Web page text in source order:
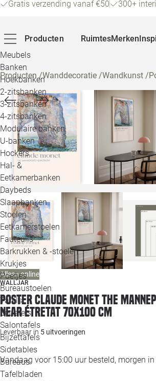
Gratis verzending vanaf €50 300+
Producten
Meubels
Banken
Hoekbanken
2-zitsbanken
3-zitsbanken
4-zitsbanken
Modulaire banken
U-banken
Hockers
Hal- &
Eetkamerbanken
Daybeds
Slaapbanken
Stoelen
Eetkamerstoelen
Fauteuils
Barkrukken & -stoelen
Krukjes
Poefjes
Bureaustoelen
Tafels
Eettafels
Salontafels
Bijzettafels
Sidetables
Bureaus
Tafelbladen
RuimtesMerken
Producten/Wanddecoratie /Wandkunst /
Alleen online
WALLJAR
Poster Claude Monet The
near Étretat 70x100 cm
Leverbaar in 5 uitvoeringen
Vandaag voor 15:00 uur besteld, morgen